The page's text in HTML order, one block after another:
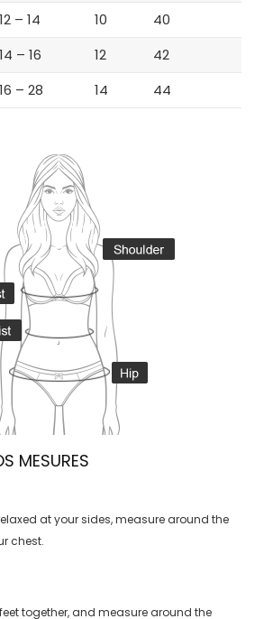
12 – 14 10
40
14 – 16 12
42
16 – 28 14 44
MESURES
at your sides, measure around the
chest.
together, and measure around the